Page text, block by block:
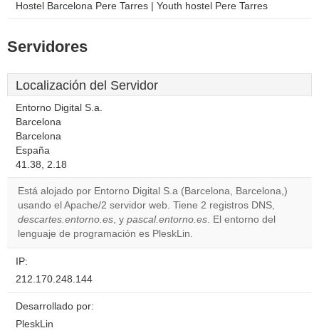
Hostel Barcelona Pere Tarres | Youth hostel Pere Tarres
Servidores
Localización del Servidor
Entorno Digital S.a.
Barcelona
Barcelona
España
41.38, 2.18
Está alojado por Entorno Digital S.a (Barcelona, Barcelona,)
usando el Apache/2 servidor web. Tiene 2 registros DNS,
descartes.entorno.es, y pascal.entorno.es. El entorno del
lenguaje de programación es PleskLin.
IP:
212.170.248.144
Desarrollado por:
PleskLin